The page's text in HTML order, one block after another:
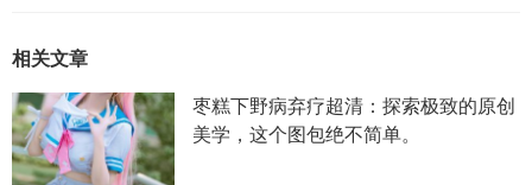
相关文章
枣糕下野病弃疗超清：探索极致的原创
美学，这个图包绝不简单。